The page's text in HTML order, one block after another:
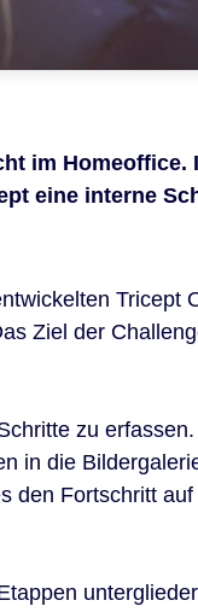
im
eine interne
Tricept
Ziel der
zu
die
den Fortschritt